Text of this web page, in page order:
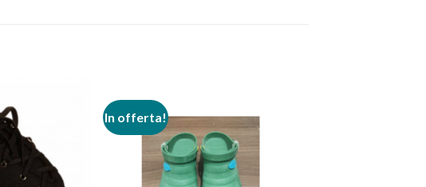
In offerta!